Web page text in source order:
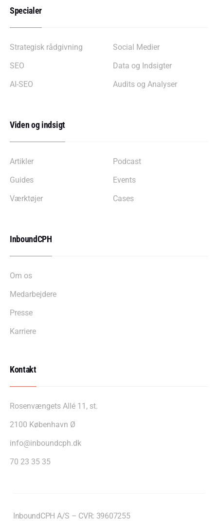
Specialer
Strategisk rådgivning
SEO
AI-SEO
Social Medier
Data og Indsigter
Audits og Analyser
Viden og indsigt
Artikler
Guides
Værktøjer
Podcast
Events
Cases
InboundCPH
Om os
Medarbejdere
Presse
Karriere
Kontakt
Rosenvængets Allé 11, st.
2100 København Ø
info@inboundcph.dk
70 23 35 35
InboundCPH A/S – CVR: 39607255